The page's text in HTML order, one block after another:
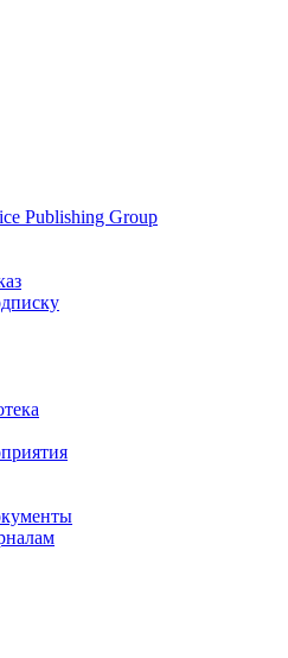
Publishing Group